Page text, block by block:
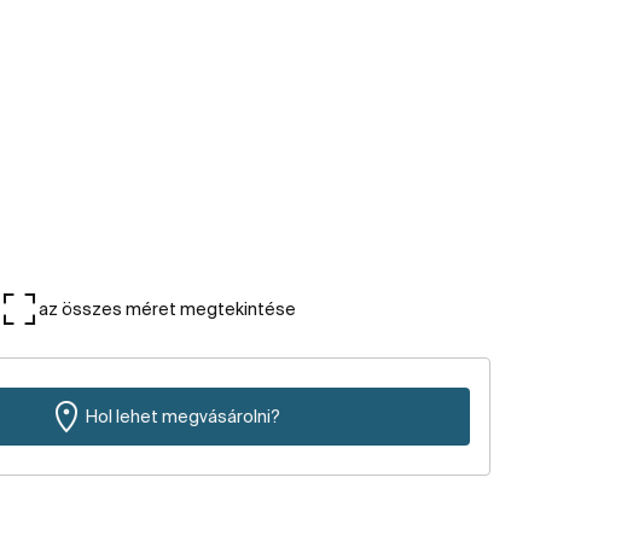
az összes méret megtekintése
Hol lehet megvásárolni?